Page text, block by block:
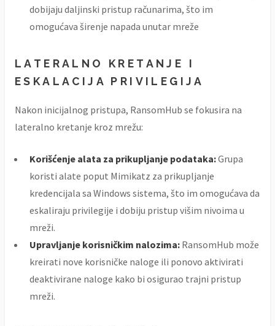
dobijaju daljinski pristup računarima, što im
omogućava širenje napada unutar mreže
LATERALNO KRETANJE I
ESKALACIJA PRIVILEGIJA
Nakon inicijalnog pristupa, RansomHub se fokusira na
lateralno kretanje kroz mrežu:
Korišćenje alata za prikupljanje podataka:Grupa
koristi alate poput Mimikatz za prikupljanje
kredencijala sa Windows sistema, što im omogućava da
eskaliraju privilegije i dobiju pristup višim nivoima u
mreži.
Upravljanje korisničkim nalozima: RansomHub može
kreirati nove korisničke naloge ili ponovo aktivirati
deaktivirane naloge kako bi osigurao trajni pristup
mreži.